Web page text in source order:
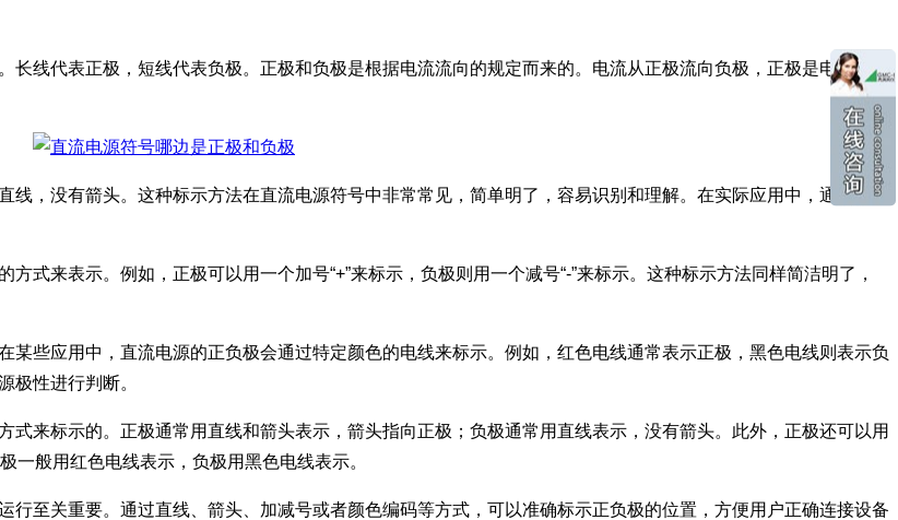
线代表正极，短线代表负极。正极和负极是根据电流流向的规定而来的。电流从正极流向负极，正极是电流的出
，没有箭头。这种标示方法在直流电源符号中非常常见，简单明了，容易识别和理解。在实际应用中，通过这种
式来表示。例如，正极可以用一个加号“+”来标示，负极则用一个减号“-”来标示。这种标示方法同样简洁明了，
些应用中，直流电源的正负极会通过特定颜色的电线来标示。例如，红色电线通常表示正极，黑色电线则表示负
极性进行判断。
来标示的。正极通常用直线和箭头表示，箭头指向正极；负极通常用直线表示，没有箭头。此外，正极还可以用
一般用红色电线表示，负极用黑色电线表示。
至关重要。通过直线、箭头、加减号或者颜色编码等方式，可以准确标示正负极的位置，方便用户正确连接设备